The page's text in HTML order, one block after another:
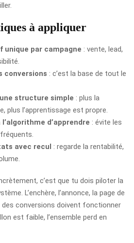
à appliquer
unique par campagne : vente, lead,
conversions : c’est la base de tout le
structure simple : plus la
plus l’apprentissage est propre.
d’apprendre : évite les
avec recul : regarde la rentabilité,
c’est que tu dois piloter la
L’enchère, l’annonce, la page de
conversions doivent fonctionner
est faible, l’ensemble perd en